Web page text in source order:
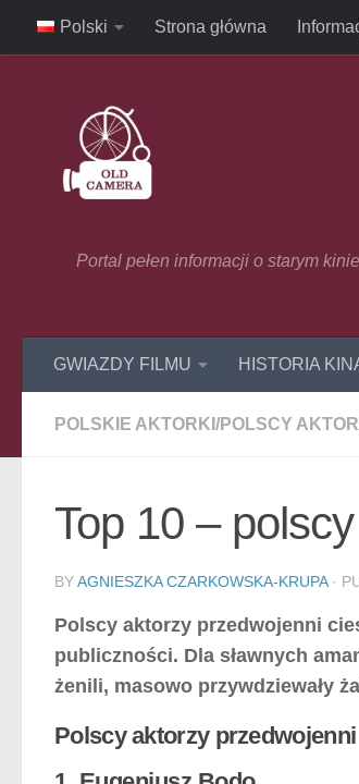
Skip to content
Polski Strona główna
Portal pełen informacji o starym
GWIAZDY FILMU HISTORIA
POLSKIE AKTORKI/POLSCY
Top 10 –
BYAGNIESZKA CZARKOWSKA-KRUPA ·
Polscy aktorzy przedwojenni
publiczności. Dla sławnych
żenili, masowo przywdziewały
Polscy aktorzy przedwojenni